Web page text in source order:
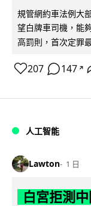
規管網約車法例大
望白牌車司機，能
高罰則，首次定罪
207 147 ↗
人工智能
Lawton 1 日
白宮拒測